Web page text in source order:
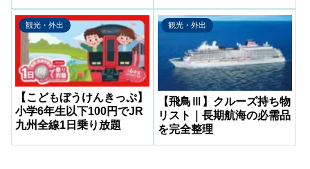
観光・外出
【こどもぼうけんきっぷ】
小学6年生以下100円でJR
九州全線1日乗り放題
観光・外出
【飛鳥Ⅲ】クルーズ持ち物
リスト｜長期航海の必需品
を完全整理